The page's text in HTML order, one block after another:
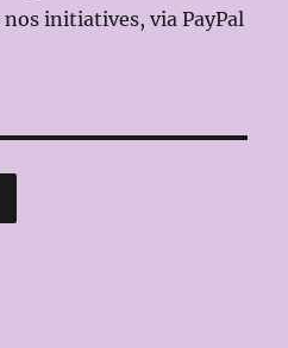
initiatives, via PayPal